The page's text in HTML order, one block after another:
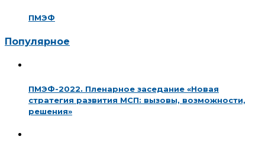
ПМЭФ
Популярное
ПМЭФ-2022. Пленарное заседание «Новая
стратегия развития МСП: вызовы, возможности,
решения»